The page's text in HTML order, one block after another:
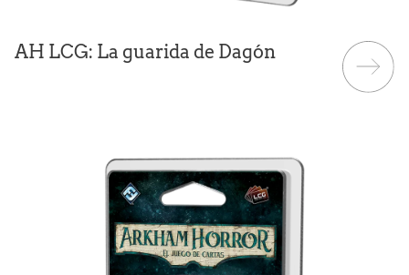
AH LCG: La guarida de Dagón